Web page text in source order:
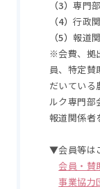
（3）専門
（4）行政
（5）報道
※会費、拠
員、特定
だいている
ルク専門部
報道関係者
▼会員等は
会員・賛
事業協力